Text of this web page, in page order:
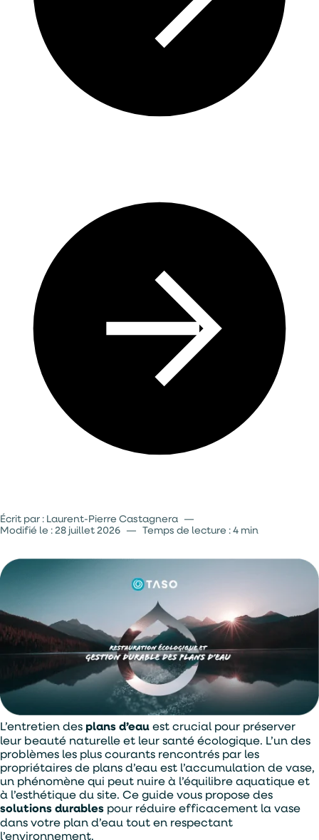
Écrit par : Laurent-Pierre Castagnera —
Modifié le :28 juillet 2026 — Temps de lecture : 4 min
L’entretien des plans d’eauest crucial pour préserver
leur beauté naturelle et leur santé écologique. L’un des
problèmes les plus courants rencontrés par les
propriétaires de plans d’eau est l’accumulation de vase,
un phénomène qui peut nuire à l’équilibre aquatique et
à l’esthétique du site. Ce guide vous propose des
solutions durables pour réduire efficacement la vase
dans votre plan d’eau tout en respectant
l’environnement.